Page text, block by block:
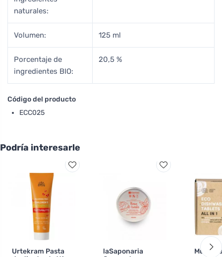
naturales:
Volumen: 125 ml
Porcentaje de
ingredientes BIO:
20,5 %
Código del producto
ECC025
Podría interesarle
Urtekram Pasta
laSaponaria